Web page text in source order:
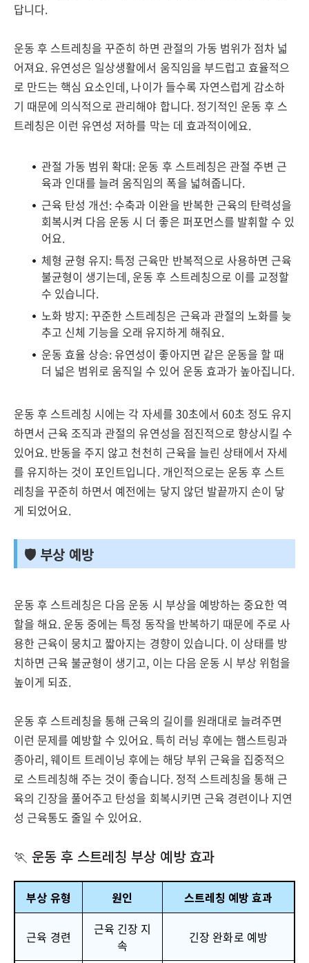
답니다.
운동 후 스트레칭을 꾸준히 하면 관절의 가동 범위가 점차 넓
어져요. 유연성은 일상생활에서 움직임을 부드럽고 효율적으
로 만드는 핵심 요소인데, 나이가 들수록 자연스럽게 감소하
기 때문에 의식적으로 관리해야 합니다. 정기적인 운동 후 스
트레칭은 이런 유연성 저하를 막는 데 효과적이에요.
관절 가동 범위 확대: 운동 후 스트레칭은 관절 주변 근
육과 인대를 늘려 움직임의 폭을 넓혀줍니다.
근육 탄성 개선: 수축과 이완을 반복한 근육의 탄력성을
회복시켜 다음 운동 시 더 좋은 퍼포먼스를 발휘할 수 있
어요.
체형 균형 유지: 특정 근육만 반복적으로 사용하면 근육
불균형이 생기는데, 운동 후 스트레칭으로 이를 교정할
수 있습니다.
노화 방지: 꾸준한 스트레칭은 근육과 관절의 노화를 늦
추고 신체 기능을 오래 유지하게 해줘요.
운동 효율 상승: 유연성이 좋아지면 같은 운동을 할 때
더 넓은 범위로 움직일 수 있어 운동 효과가 높아집니다.
운동 후 스트레칭 시에는 각 자세를 30초에서 60초 정도 유지
하면서 근육 조직과 관절의 유연성을 점진적으로 향상시킬 수
있어요. 반동을 주지 않고 천천히 근육을 늘린 상태에서 자세
를 유지하는 것이 포인트입니다. 개인적으로는 운동 후 스트
레칭을 꾸준히 하면서 예전에는 닿지 않던 발끝까지 손이 닿
게 되었어요.
🛡️ 부상 예방
운동 후 스트레칭은 다음 운동 시 부상을 예방하는 중요한 역
할을 해요. 운동 중에는 특정 동작을 반복하기 때문에 주로 사
용한 근육이 뭉치고 짧아지는 경향이 있습니다. 이 상태를 방
치하면 근육 불균형이 생기고, 이는 다음 운동 시 부상 위험을
높이게 되죠.
운동 후 스트레칭을 통해 근육의 길이를 원래대로 늘려주면
이런 문제를 예방할 수 있어요. 특히 러닝 후에는 햄스트링과
종아리, 웨이트 트레이닝 후에는 해당 부위 근육을 집중적으
로 스트레칭해 주는 것이 좋습니다. 정적 스트레칭을 통해 근
육의 긴장을 풀어주고 탄성을 회복시키면 근육 경련이나 지연
성 근육통도 줄일 수 있어요.
🏃 운동 후 스트레칭 부상 예방 효과
부상 유형 원인 스트레칭 예방 효과
근육 경련
근육 긴장 지
속
긴장 완화로 예방